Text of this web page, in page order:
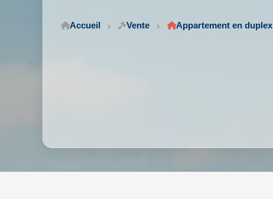
Accueil Vente Appartement en duplex